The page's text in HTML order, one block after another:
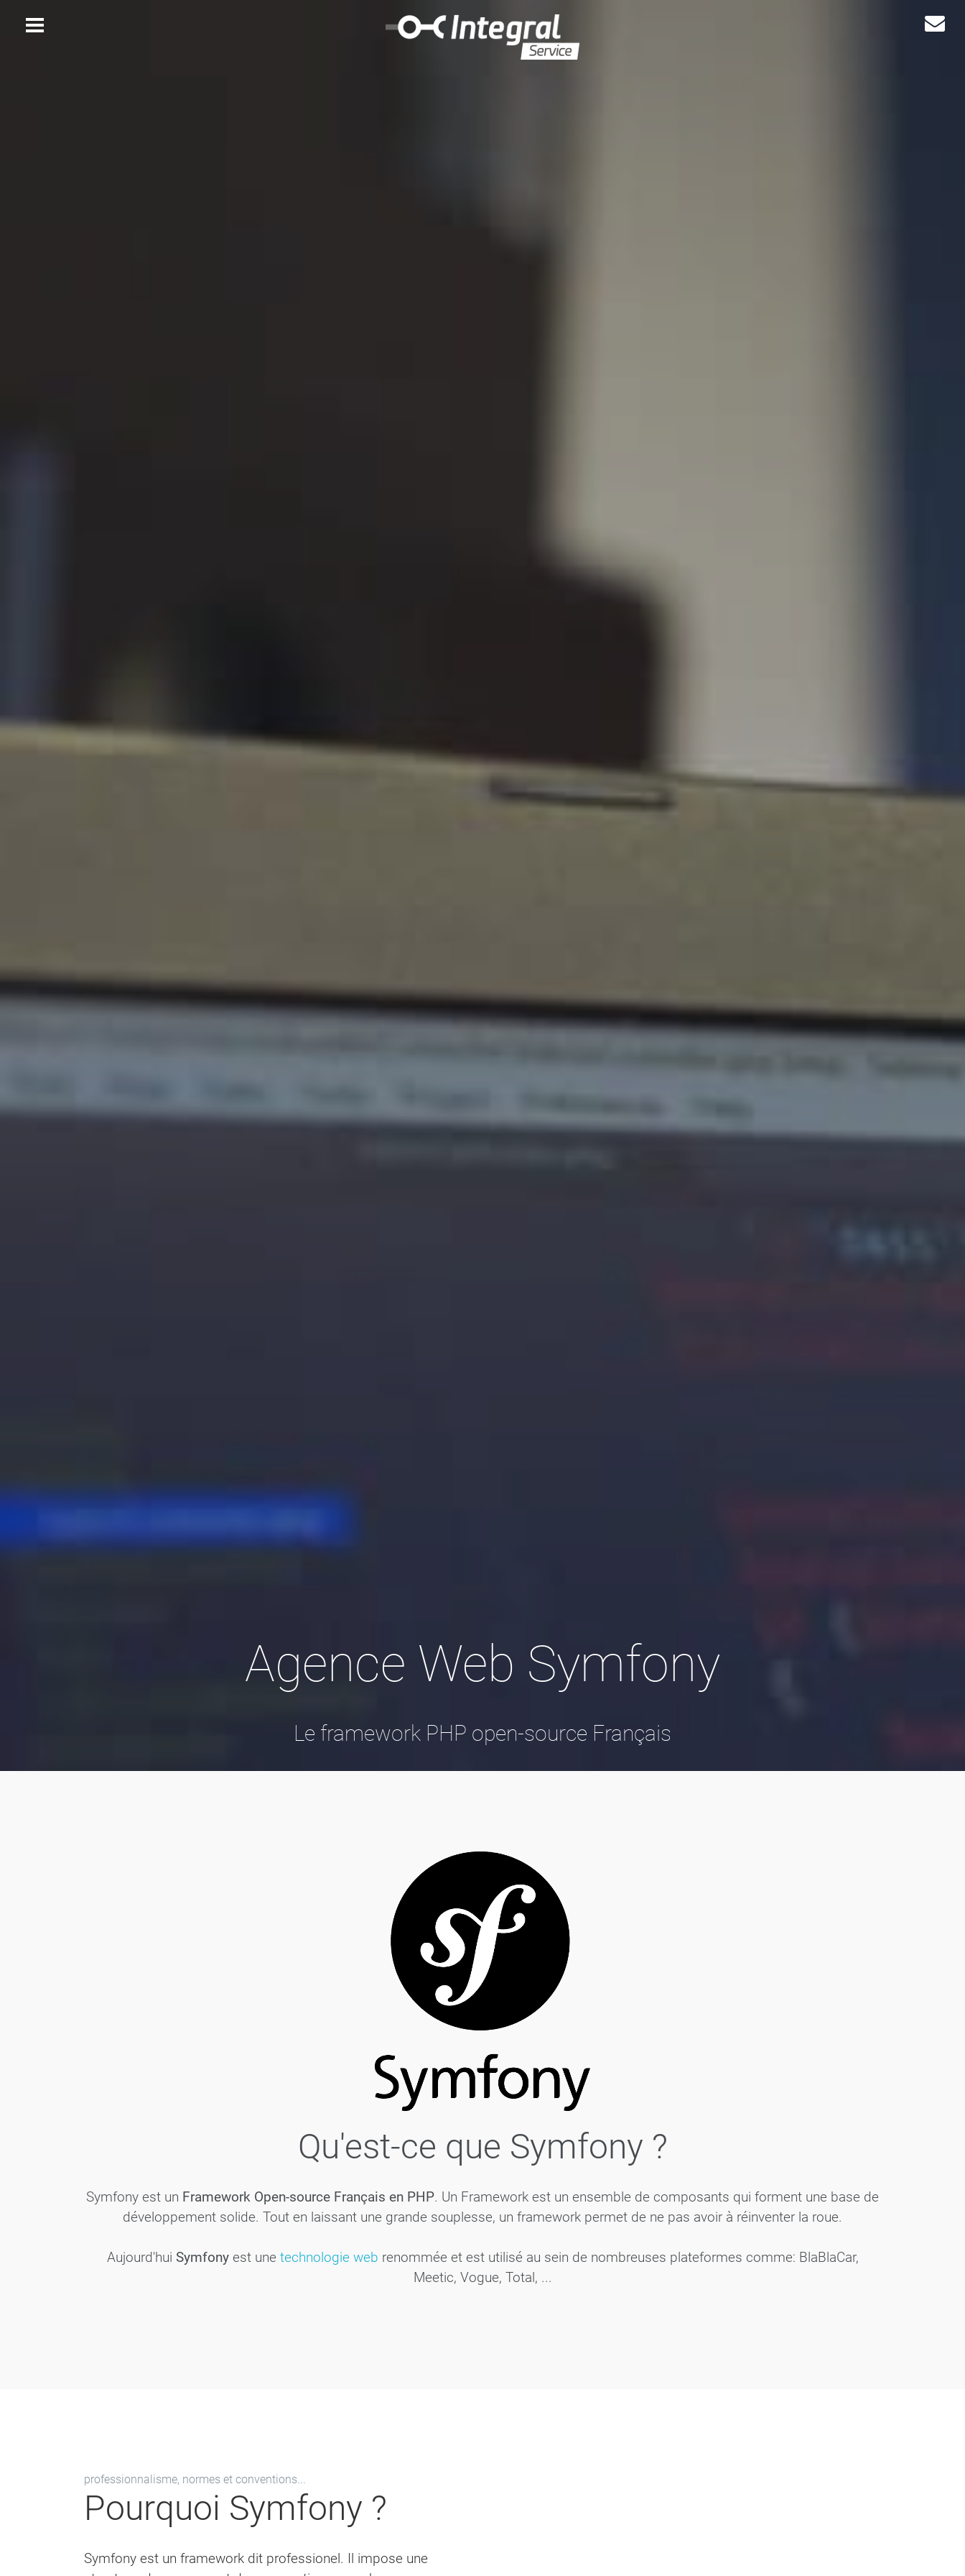
Agence Web Symfony
Le framework PHP open-source Français
Qu'est-ce que Symfony ?
Symfony est un Framework Open-source Français en PHP. Un Framework est un ensemble de composants qui forment une base de
développement solide. Tout en laissant une grande souplesse, un framework permet de ne pas avoir à réinventer la roue.
Aujourd'hui Symfonyest une technologie web renommée et est utilisé au sein de nombreuses plateformes comme: BlaBlaCar,
Meetic, Vogue, Total, ...
professionnalisme, normes et conventions...
Pourquoi Symfony ?
Symfony est un framework dit professionel. Il impose une